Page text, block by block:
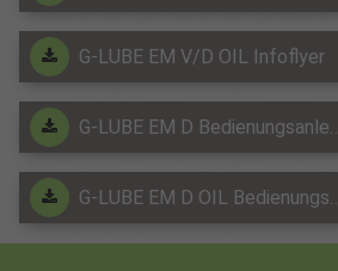
G-LUBE EM V/D OIL Infoflyer
G-LUBE EM D
G-LUBE EM D